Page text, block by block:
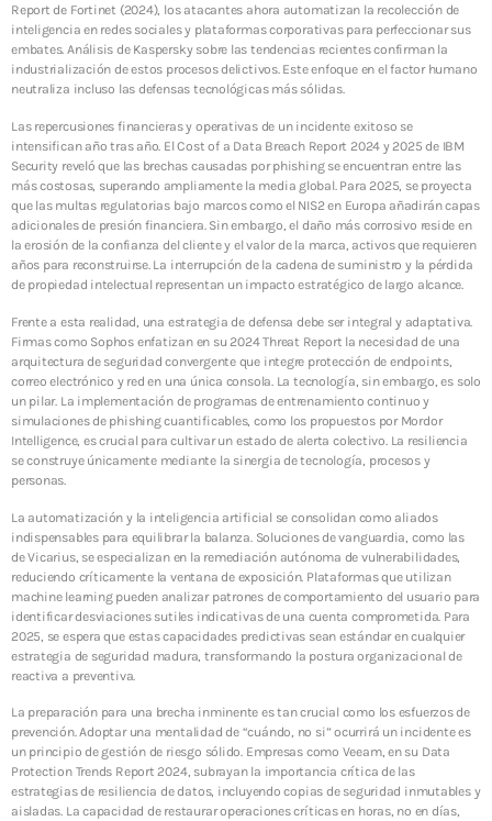
SOC y NOC: el corazón de la continuidad operativa
en la era digital
3 JUNIO, 2026
TOP VOTED
Introducen un enfoque proactivo para reducir
ciberataques en México
24 ABRIL, 2019
Centro de Seguridad BeIT ¡La seguridad total en tu
organización a tu alcance!
SOC y NOC: el corazón de la continuidad operativa
en la era digital
3 JUNIO, 2026
Sostenibilidad cooling para Centros de Datos
Report de Fortinet (2024), los atacantes ahora automatizan la recolección de
inteligencia en redes sociales y plataformas corporativas para perfeccionar sus
embates. Análisis de Kaspersky sobre las tendencias recientes confirman la
industrialización de estos procesos delictivos. Este enfoque en el factor humano
neutraliza incluso las defensas tecnológicas más sólidas.
Las repercusiones financieras y operativas de un incidente exitoso se
intensifican año tras año. El Cost of a Data Breach Report 2024 y 2025 de IBM
Security reveló que las brechas causadas por phishing se encuentran entre las
más costosas, superando ampliamente la media global. Para 2025, se proyecta
que las multas regulatorias bajo marcos como el NIS2 en Europa añadirán capas
adicionales de presión financiera. Sin embargo, el daño más corrosivo reside en
la erosión de la confianza del cliente y el valor de la marca, activos que requieren
años para reconstruirse. La interrupción de la cadena de suministro y la pérdida
de propiedad intelectual representan un impacto estratégico de largo alcance.
Frente a esta realidad, una estrategia de defensa debe ser integral y adaptativa.
Firmas como Sophos enfatizan en su 2024 Threat Report la necesidad de una
arquitectura de seguridad convergente que integre protección de endpoints,
correo electrónico y red en una única consola. La tecnología, sin embargo, es solo
un pilar. La implementación de programas de entrenamiento continuo y
simulaciones de phishing cuantificables, como los propuestos por Mordor
Intelligence, es crucial para cultivar un estado de alerta colectivo. La resiliencia
se construye únicamente mediante la sinergia de tecnología, procesos y
personas.
La automatización y la inteligencia artificial se consolidan como aliados
indispensables para equilibrar la balanza. Soluciones de vanguardia, como las
de Vicarius, se especializan en la remediación autónoma de vulnerabilidades,
reduciendo críticamente la ventana de exposición. Plataformas que utilizan
machine learning pueden analizar patrones de comportamiento del usuario para
identificar desviaciones sutiles indicativas de una cuenta comprometida. Para
2025, se espera que estas capacidades predictivas sean estándar en cualquier
estrategia de seguridad madura, transformando la postura organizacional de
reactiva a preventiva.
La preparación para una brecha inminente es tan crucial como los esfuerzos de
prevención. Adoptar una mentalidad de “cuándo, no si” ocurrirá un incidente es
un principio de gestión de riesgo sólido. Empresas como Veeam, en su Data
Protection Trends Report 2024, subrayan la importancia crítica de las
estrategias de resiliencia de datos, incluyendo copias de seguridad inmutables y
aisladas. La capacidad de restaurar operaciones críticas en horas, no en días,